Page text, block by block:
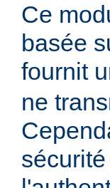
Ce
basée
fournit
ne